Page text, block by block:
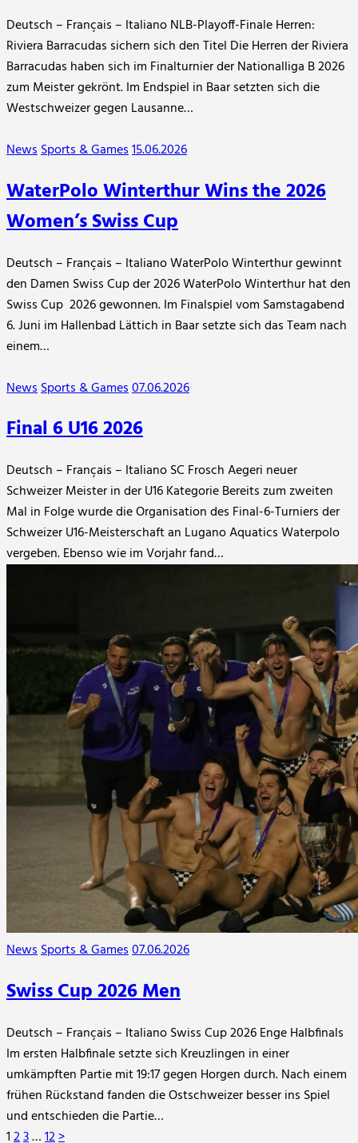
Deutsch – Français – Italiano NLB-Playoff-Finale Herren:
Riviera Barracudas sichern sich den Titel Die Herren der Riviera
Barracudas haben sich im Finalturnier der Nationalliga B 2026
zum Meister gekrönt. Im Endspiel in Baar setzten sich die
Westschweizer gegen Lausanne…
NewsSports & Games15.06.2026
WaterPolo Winterthur Wins the 2026
Women’s Swiss Cup
Deutsch – Français – Italiano WaterPolo Winterthur gewinnt
den Damen Swiss Cup der 2026 WaterPolo Winterthur hat den
Swiss Cup 2026 gewonnen. Im Finalspiel vom Samstagabend
6. Juni im Hallenbad Lättich in Baar setzte sich das Team nach
einem…
NewsSports & Games07.06.2026
Final 6 U16 2026
Deutsch – Français – Italiano SC Frosch Aegeri neuer
Schweizer Meister in der U16 Kategorie Bereits zum zweiten
Mal in Folge wurde die Organisation des Final-6-Turniers der
Schweizer U16-Meisterschaft an Lugano Aquatics Waterpolo
vergeben. Ebenso wie im Vorjahr fand…
NewsSports & Games07.06.2026
Swiss Cup 2026 Men
Deutsch – Français – Italiano Swiss Cup 2026 Enge Halbfinals
Im ersten Halbfinale setzte sich Kreuzlingen in einer
umkämpften Partie mit 19:17 gegen Horgen durch. Nach einem
frühen Rückstand fanden die Ostschweizer besser ins Spiel
und entschieden die Partie…
Page
1Page
2Page
3…Page
12>